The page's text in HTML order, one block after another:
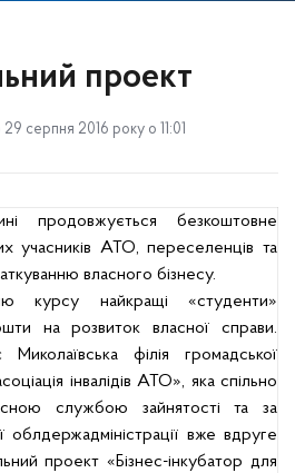
проект
серпня 2016 року о 11:01
продовжується безкоштовне
учасників АТО, переселенців та
власного бізнесу.
курсу найкращі «студенти»
на розвиток власної справи.
Миколаївська філія громадської
інвалідів АТО», яка спільно
службою зайнятості та за
облдержадміністрації вже вдруге
проект «Бізнес-інкубатор для